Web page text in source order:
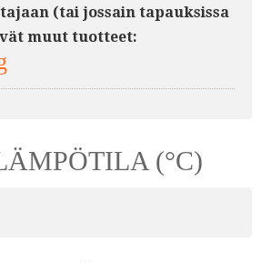
(tai jossain tapauksissa
muut tuotteet:
(°C)